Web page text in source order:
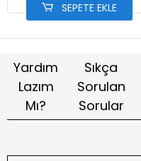
SEPETE EKLE
Yardım
Lazım
Mı?
Sıkça
Sorulan
Sorular